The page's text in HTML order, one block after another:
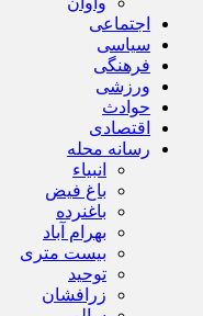
اجتماعی
سیاسی
فرهنگی
ورزشی
حوادث
اقتصادی
رسانه محله
انبیاء
باغ فیض
باغنرده
بهرام آباد
بیست متری
توحید
زرافشان